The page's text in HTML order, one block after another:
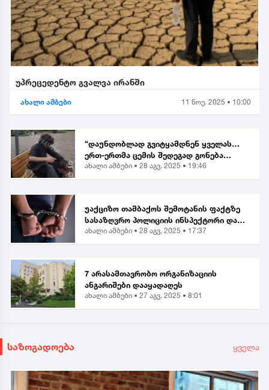
უპრეცედენტო გვალვა ირანში
ახალი ამბები 11 ნოე. 2025 • 10:00
“დაუნდობლად გვიტყამდნენ ყველას…
ერთ-ერთმა ცემის შედეგად გონება
დაკარგა” | მოქალაქე ბათუმში მომხდარ
ახალი ამბები • 28 აგვ. 2025 • 19:46
უაქციზო თამბაქოს შემოტანის ფაქტზე
სასაზღვრო პოლიციის ინსპექტორი და
ერთი პირი დააკავეს
ახალი ამბები • 28 აგვ. 2025 • 17:37
7 არასამთავრობო ორგანიზაციის
ანგარიშები დააყადაღეს
ახალი ამბები • 27 აგვ. 2025 • 8:01
საზოგადოება ყველა